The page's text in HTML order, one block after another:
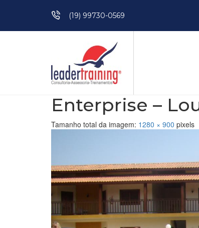
Pular para o conteúdo(19) 99730-0569
Enterprise –
Tamanho total da imagem: 1280 × 900 pixels